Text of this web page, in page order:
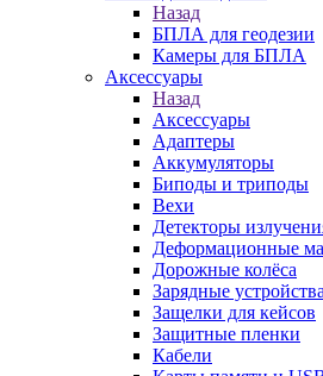
Назад
БПЛА для геодезии
Камеры для БПЛА
Аксессуары
Назад
Аксессуары
Адаптеры
Аккумуляторы
Биподы и триподы
Вехи
Детекторы
Деформационные
Дорожные колёса
Зарядные устройства
Защелки для кейсов
Защитные пленки
Кабели